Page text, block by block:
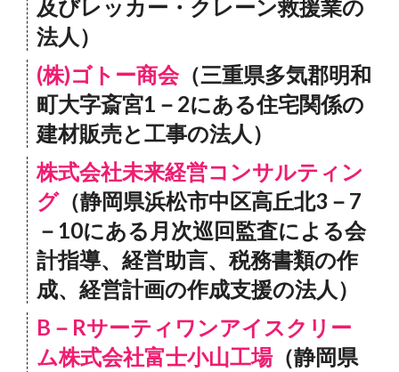
及びレッカー・クレーン救援業の
法人）
(株)ゴトー商会（三重県多気郡明和
町大字斎宮1－2にある住宅関係の
建材販売と工事の法人）
株式会社未来経営コンサルティン
グ（静岡県浜松市中区高丘北3－7
－10にある月次巡回監査による会
計指導、経営助言、税務書類の作
成、経営計画の作成支援の法人）
B－Rサーティワンアイスクリー
ム株式会社富士小山工場（静岡県